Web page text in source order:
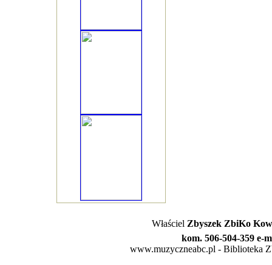
Właściel Zbyszek ZbiKo
kom. 506-504-359 e-
www.muzyczneabc.pl - Biblioteka